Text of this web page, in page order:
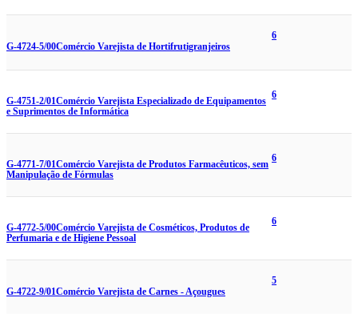
G-4724-5/00Comércio Varejista de Hortifrutigranjeiros
6
G-4751-2/01Comércio Varejista Especializado de Equipamentos
e Suprimentos de Informática
6
G-4771-7/01Comércio Varejista de Produtos Farmacêuticos, sem
Manipulação de Fórmulas
6
G-4772-5/00Comércio Varejista de Cosméticos, Produtos de
Perfumaria e de Higiene Pessoal
6
G-4722-9/01Comércio Varejista de Carnes - Açougues
5